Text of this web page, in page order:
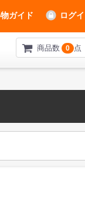
ガイド ログ
商品数 0 点